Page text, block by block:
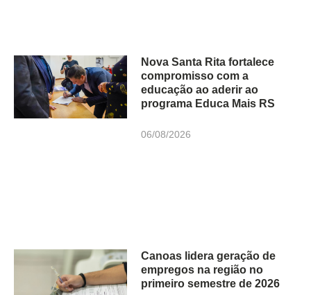
Nova Santa Rita fortalece
compromisso com a
educação ao aderir ao
programa Educa Mais RS
06/08/2026
Canoas lidera geração de
empregos na região no
primeiro semestre de 2026